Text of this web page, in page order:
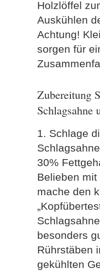
Holzlöffel
Auskühlen
Achtung!
sorgen für
Zubereitung
Schlagsahne
1. Schlage
30%
Belieben
mache den
besonders
Rührstäben
gekühlten